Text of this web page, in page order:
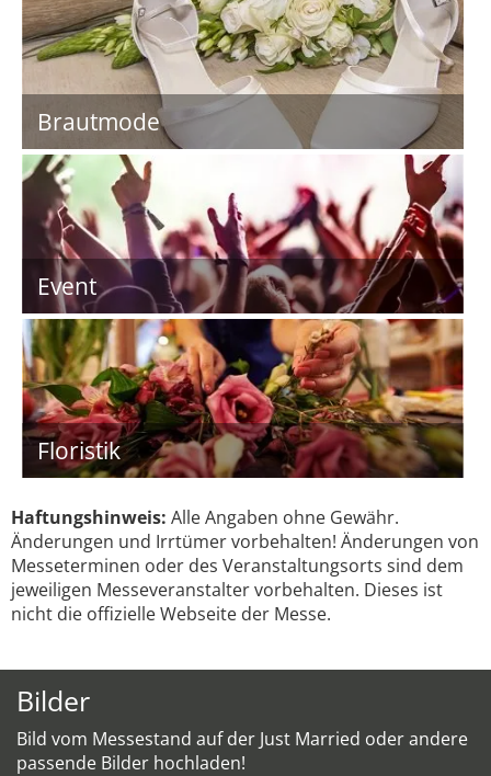
Brautmode
Event
Floristik
Haftungshinweis: Alle Angaben ohne Gewähr.
Änderungen und Irrtümer vorbehalten! Änderungen von
Messeterminen oder des Veranstaltungsorts sind dem
jeweiligen Messeveranstalter vorbehalten. Dieses ist
nicht die offizielle Webseite der Messe.
Bilder
Bild vom Messestand auf der Just Married oder andere
passende Bilder hochladen!